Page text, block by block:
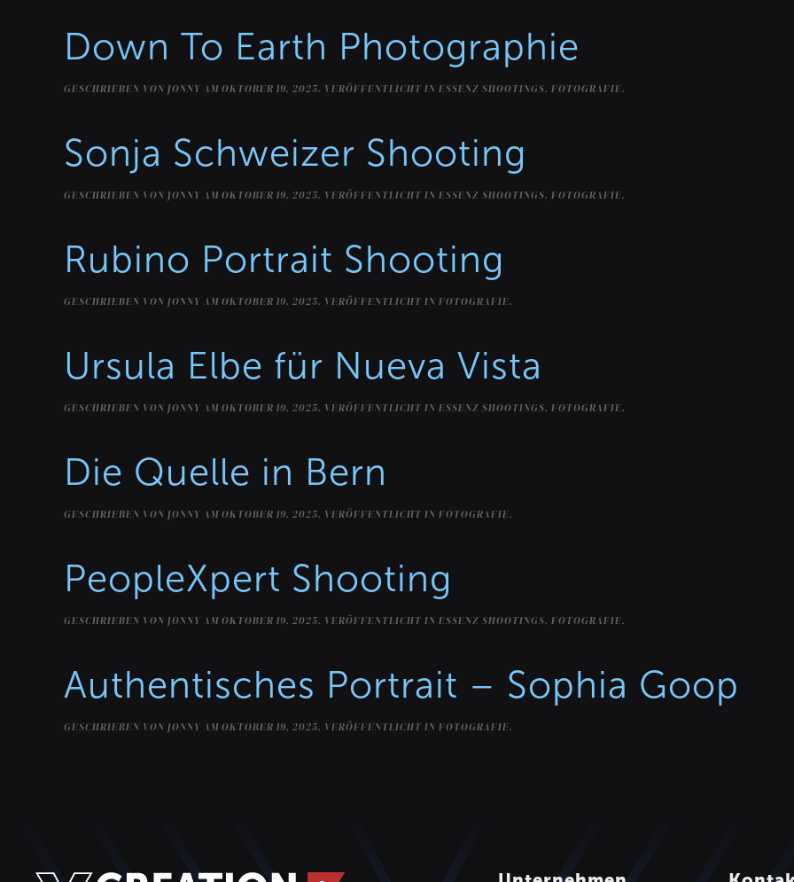
Down To Earth Photographie
GESCHRIEBEN VON JONNY AM OKTOBER 19, 2025. VERÖFFENTLICHT IN ESSENZ SHOOTINGS, FOTOGRAFIE.
Sonja Schweizer Shooting
GESCHRIEBEN VON JONNY AM OKTOBER 19, 2025. VERÖFFENTLICHT IN ESSENZ SHOOTINGS, FOTOGRAFIE.
Rubino Portrait Shooting
GESCHRIEBEN VON JONNY AM OKTOBER 19, 2025. VERÖFFENTLICHT IN FOTOGRAFIE.
Ursula Elbe für Nueva Vista
GESCHRIEBEN VON JONNY AM OKTOBER 19, 2025. VERÖFFENTLICHT IN ESSENZ SHOOTINGS, FOTOGRAFIE.
Die Quelle in Bern
GESCHRIEBEN VON JONNY AM OKTOBER 19, 2025. VERÖFFENTLICHT IN FOTOGRAFIE.
PeopleXpert Shooting
GESCHRIEBEN VON JONNY AM OKTOBER 19, 2025. VERÖFFENTLICHT IN ESSENZ SHOOTINGS, FOTOGRAFIE.
Authentisches Portrait – Sophia Goop
GESCHRIEBEN VON JONNY AM OKTOBER 19, 2025. VERÖFFENTLICHT IN FOTOGRAFIE.